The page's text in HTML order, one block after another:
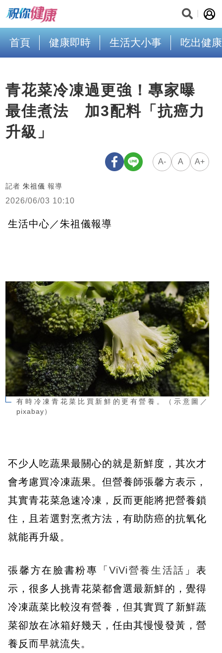
首頁 健康即時 生活大小事 吃出健康
青花菜冷凍過更強！專家曝
最佳煮法 加3配料「抗癌力
升級」
A- A A+
記者 朱祖儀 報導
2026/06/03 10:10
生活中心／朱祖儀報導
有時冷凍青花菜比買新鮮的更有營養。（示意圖／
pixabay）
不少人吃蔬果最關心的就是新鮮度，其次才
會考慮買冷凍蔬果。但營養師張馨方表示，
其實青花菜急速冷凍，反而更能將把營養鎖
住，且若選對烹煮方法，有助防癌的抗氧化
就能再升級。
張馨方在臉書粉專「ViVi營養生活話 」表
示，很多人挑青花菜都會選最新鮮的，覺得
冷凍蔬菜比較沒有營養，但其實買了新鮮蔬
菜卻放在冰箱好幾天，任由其慢慢發黃，營
養反而早就流失。